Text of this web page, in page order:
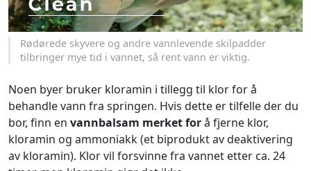
Rødørede skyvere og andre vannlevende skilpadder
tilbringer mye tid i vannet, så rent vann er viktig.
Noen byer bruker kloramin i tillegg til klor for å
behandle vann fra springen. Hvis dette er tilfelle der du
bor, finn en vannbalsam merket forå fjerne klor,
kloramin og ammoniakk (et biprodukt av deaktivering
av kloramin). Klor vil forsvinne fra vannet etter ca. 24